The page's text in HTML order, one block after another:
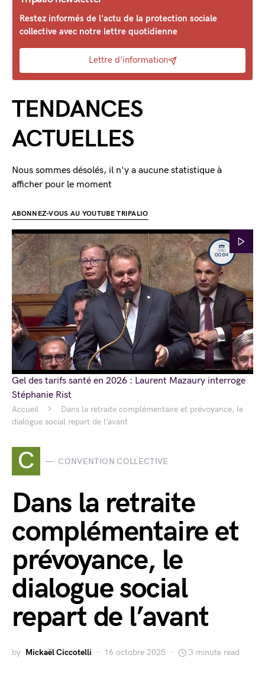
Accueil
Dans la retraite complémentaire et prévoyance, le
dialogue social repart de l’avant
C CONVENTION COLLECTIVE
Dans la retraite
complémentaire et
prévoyance, le
dialogue social
repart de l’avant
by Mickaël Ciccotelli 16 octobre 2025 3 minute read
Restez informés de l'actu de la protection sociale
collective avec notre lettre quotidienne
Lettre d'information
TENDANCES
ACTUELLES
Nous sommes désolés, il n'y a aucune statistique à
afficher pour le moment
ABONNEZ-VOUS AU YOUTUBE TRIPALIO
Gel des tarifs santé en 2026 : Laurent Mazaury interroge
Stéphanie Rist